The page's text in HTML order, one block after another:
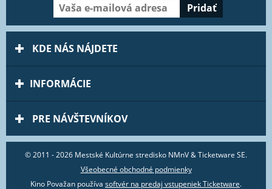
KDE NÁS NÁJDETE
INFORMÁCIE
PRE NÁVŠTEVNÍKOV
© 2011 - 2026 Mestské Kultúrne stredisko NMnV & Ticketware SE.
Všeobecné obchodné podmienky
Kino Považan používa softvér na predaj vstupeniek Ticketware.